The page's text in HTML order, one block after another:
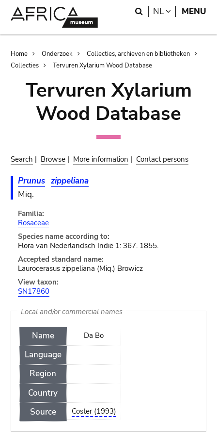
Search
NL LANGUAGE
MENU
Breadcrumb
Home Onderzoek
Collecties, archieven en bibliotheken
Collecties
Tervuren Xylarium Wood Database
Tervuren Xylarium
Wood Database
Search | Browse | More information | Contact persons
Prunus zippeliana
Miq.
Familia:
Rosaceae
Species name according to:
Flora van Nederlandsch Indië 1: 367. 1855.
Accepted standard name:
Laurocerasus zippeliana (Miq.) Browicz
View taxon:
SN17860
Local and/or commercial names
Name
Language
Region
Country
Source
Da Bo
Coster (1993)